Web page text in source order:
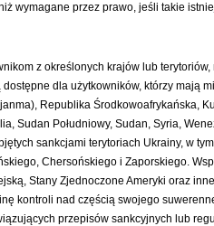
wymagane przez prawo, jeśli takie
z określonych krajów lub
dostępne dla użytkowników, którzy mają
Republika Środkowoafrykańska,
Sudan Południowy, Sudan, Syria,
sankcjami terytoriach Ukrainy, w
Chersońskiego i Zaporskiego.
Stany Zjednoczone Ameryki oraz
kontroli nad częścią swojego
przepisów sankcyjnych lub